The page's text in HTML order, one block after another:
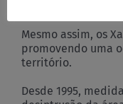
Mesmo assim, os
promovendo uma
território.
Desde 1995,